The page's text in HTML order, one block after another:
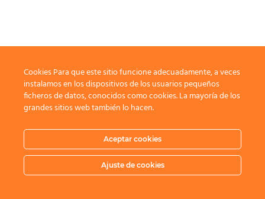
Cookies Para que este sitio funcione adecuadamente, a veces
instalamos en los dispositivos de los usuarios pequeños
ficheros de datos, conocidos como cookies. La mayoría de los
grandes sitios web también lo hacen.
Aceptar cookies
Ajuste de cookies